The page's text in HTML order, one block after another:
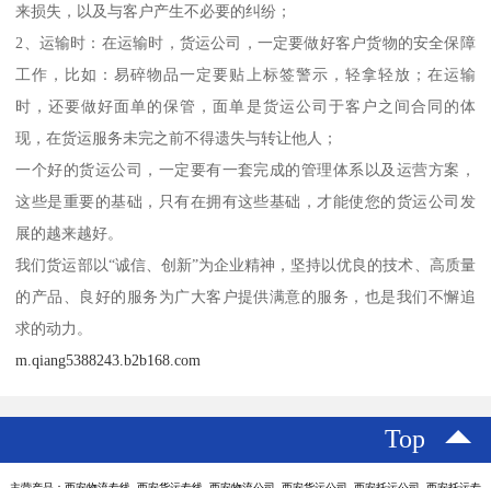
来损失，以及与客户产生不必要的纠纷；
2、运输时：在运输时，货运公司，一定要做好客户货物的安全保障
工作，比如：易碎物品一定要贴上标签警示，轻拿轻放；在运输
时，还要做好面单的保管，面单是货运公司于客户之间合同的体
现，在货运服务未完之前不得遗失与转让他人；
一个好的货运公司，一定要有一套完成的管理体系以及运营方案，
这些是重要的基础，只有在拥有这些基础，才能使您的货运公司发
展的越来越好。
我们货运部以“诚信、创新”为企业精神，坚持以优良的技术、高质量
的产品、良好的服务为广大客户提供满意的服务，也是我们不懈追
求的动力。
m.qiang5388243.b2b168.com
Top